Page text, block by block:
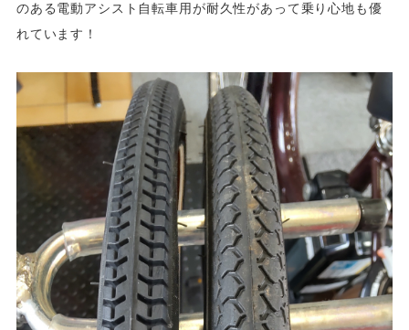
のある電動アシスト自転車用が耐久性があって乗り心地も優
れています！